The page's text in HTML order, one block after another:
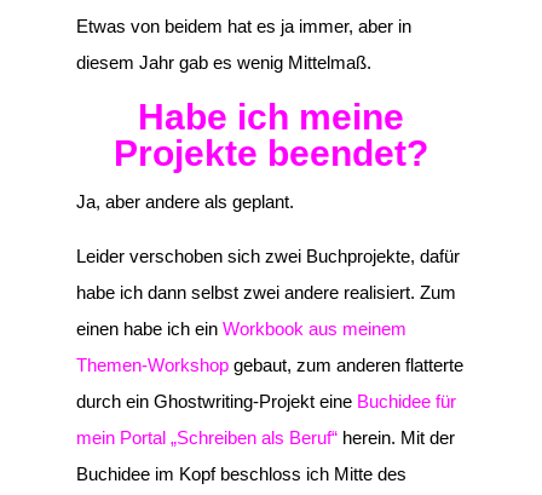
Etwas von beidem hat es ja immer, aber in
diesem Jahr gab es wenig Mittelmaß.
Habe ich meine
Projekte beendet?
Ja, aber andere als geplant.
Leider verschoben sich zwei Buchprojekte, dafür
habe ich dann selbst zwei andere realisiert. Zum
einen habe ich ein Workbook aus meinem
Themen-Workshopgebaut, zum anderen flatterte
durch ein Ghostwriting-Projekt eine Buchidee für
mein Portal „Schreiben als Beruf“herein. Mit der
Buchidee im Kopf beschloss ich Mitte des